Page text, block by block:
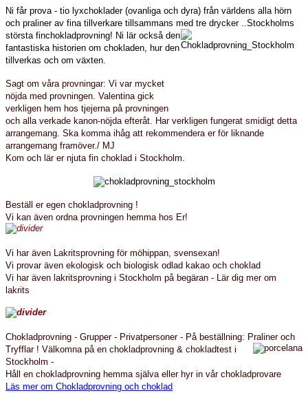
Ni får prova - tio lyxchoklader (ovanliga och dyra) från världens alla hörn
och praliner av fina tillverkare tillsammans med tre drycker ..Stockholms
största finchokladprovning! Ni lär också den
fantastiska historien om chokladen, hur den
tillverkas och om växten.
Sagt om våra provningar: Vi var mycket
nöjda med provningen. Valentina gick
verkligen hem hos tjejerna på provningen
och alla verkade kanon-nöjda efteråt. Har verkligen fungerat smidigt detta
arrangemang. Ska komma ihåg att rekommendera er för liknande
arrangemang framöver./ MJ
Kom och lär er njuta fin choklad i Stockholm.
Beställ er egen chokladprovning !
Vi kan även ordna provningen hemma hos Er!
Vi har även Lakritsprovning för möhippan, svensexan!
Vi provar även ekologisk och biologisk odlad kakao och choklad
Vi har även lakritsprovning i Stockholm på begäran - Lär dig mer om
lakrits
Chokladprovning - Grupper - Privatpersoner - På beställning: Praliner och
Tryfflar ! Välkomna på en chokladprovning & chokladtest i
Stockholm -
Håll en chokladprovning hemma själva eller hyr in vår chokladprovare
Läs mer om Chokladprovning och choklad